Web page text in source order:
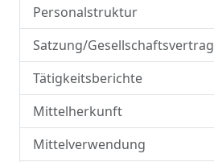
Personalstruktur
Satzung/Gesellschaftsvertrag
Tätigkeitsberichte
Mittelherkunft
Mittelverwendung